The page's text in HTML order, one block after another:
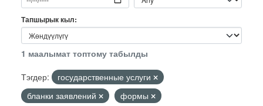
Тапшырык кыл
1 маалымат топтому табылды
Тэгдер:
государственные услуги
бланки заявлений
формы